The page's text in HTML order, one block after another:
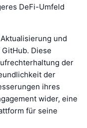
DeFi-Umfeld
und
Diese
der
der
ihres
wider, eine
für seine